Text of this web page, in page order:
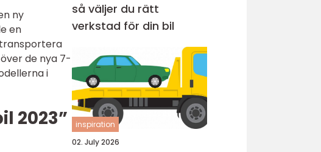
ny
en
de nya 7-
i
2023”
så väljer du rätt
verkstad för din bil
inspiration
02. July 2026